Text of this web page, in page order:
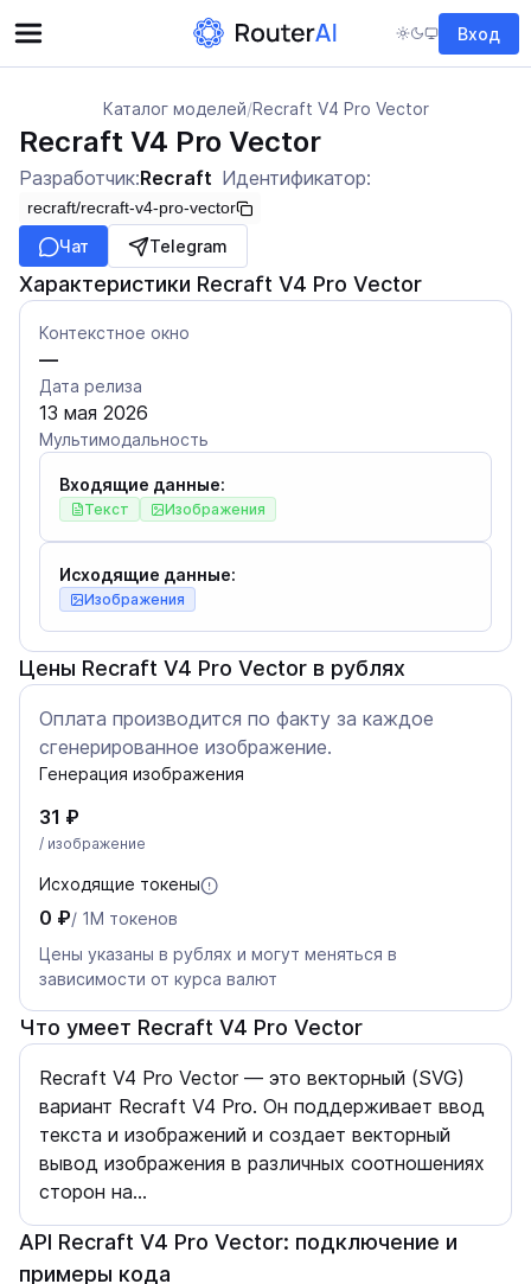
Вход
Каталог моделей/Recraft V4 Pro Vector
Recraft V4 Pro Vector
Разработчик:Recraft Идентификатор:
recraft/recraft-v4-pro-vector
Чат Telegram
Характеристики Recraft V4 Pro Vector
Контекстное окно
—
Дата релиза
13 мая 2026
Мультимодальность
Входящие данные:
Текст Изображения
Исходящие данные:
Изображения
Цены Recraft V4 Pro Vector в рублях
Оплата производится по факту за каждое
сгенерированное изображение.
Генерация изображения
31 ₽
/ изображение
Исходящие токены
0 ₽/ 1M токенов
Цены указаны в рублях и могут меняться в
зависимости от курса валют
Что умеет Recraft V4 Pro Vector
Recraft V4 Pro Vector — это векторный (SVG)
вариант Recraft V4 Pro. Он поддерживает ввод
текста и изображений и создает векторный
вывод изображения в различных соотношениях
сторон на…
API Recraft V4 Pro Vector: подключение и
примеры кода